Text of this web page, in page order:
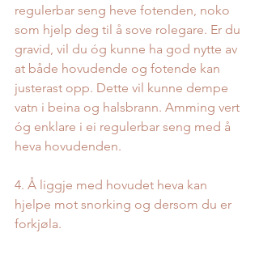
regulerbar seng heve fotenden, noko
som hjelp deg til å sove rolegare. Er du
gravid, vil du óg kunne ha god nytte av
at både hovudende og fotende kan
justerast opp. Dette vil kunne dempe
vatn i beina og halsbrann. Amming vert
óg enklare i ei regulerbar seng med å
heva hovudenden.
4. Å liggje med hovudet heva kan
hjelpe mot snorking og dersom du er
forkjøla.